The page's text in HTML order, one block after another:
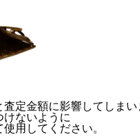
査定金額に影響してしま
ないように
用してください。